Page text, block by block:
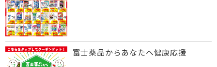
富士薬品からあなたへ健康応援